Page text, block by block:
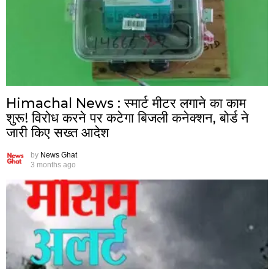
Himachal News : स्मार्ट मीटर लगाने का काम
शुरू! विरोध करने पर कटेगा बिजली कनेक्शन, बोर्ड ने
जारी किए सख्त आदेश
by News Ghat
3 months ago